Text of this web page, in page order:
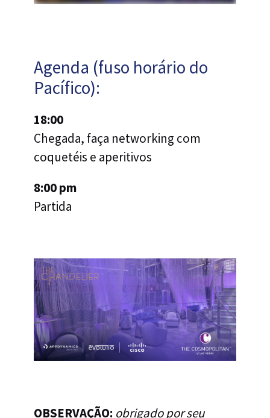
Agenda (fuso horário do
Pacífico):
18:00
Chegada, faça networking com
coquetéis e aperitivos
8:00 pm
Partida
OBSERVAÇÃO: obrigado por seu